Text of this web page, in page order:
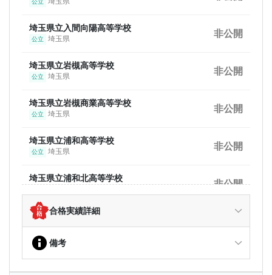
私立 京都府
大阪大学
国立 大阪府
非公開
法政大学
私立 東京都
非公開
明治大学
私立 東京都
非公開
関西大学
私立 大阪府
非公開
北海道大学
非公開
筑波大学
茨城県
非公開
自治医科大学
非公開
公立
埼玉県立入間向陽高等学校
公立 埼玉県
非公開
埼玉県立岩槻高等学校
公立 埼玉県
非公開
埼玉県立岩槻商業高等学校
公立 埼玉県
非公開
埼玉県立浦和高等学校
公立 埼玉県
非公開
埼玉県立浦和北高等学校
非公開
埼玉県立浦和商業高等学校
公立 埼玉県
埼玉県立浦和西高等学校
非公開
合格実績詳細
備考